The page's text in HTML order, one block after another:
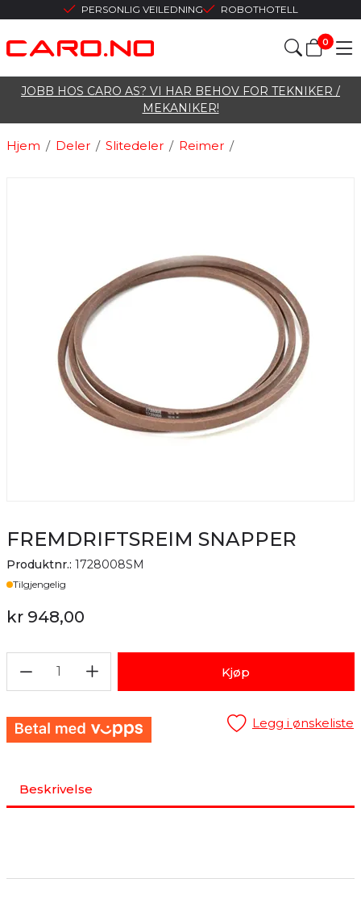
PERSONLIG VEILEDNING ROBOTHOTELL
0
JOBB HOS CARO AS? VI HAR BEHOV FOR TEKNIKER /
MEKANIKER!
/
Hjem /
Deler /
Slitedeler /
Reimer
FREMDRIFTSREIM SNAPPER
Produktnr.: 1728008SM
Lager
Tilgjengelig
kr 948,00
1 Kjøp
Legg i ønskeliste
Beskrivelse